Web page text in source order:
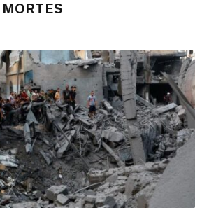
MORTES